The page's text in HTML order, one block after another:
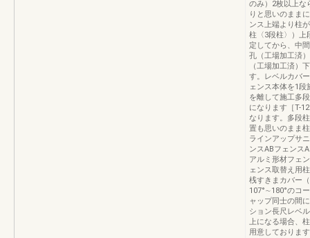
のみ）2枚以上な
りと思いのまま
ンス上端より柱
柱〈3段柱〉）上
定してから、中
孔（工場加工済
（工場加工済）
す。レベルカバ
ェンス本体を1
を離して施工多
になります［T-
なります。多段
置も思いのまま
ラインアップサ
ンスABフェンス
アルミ形材フェ
ェンス取替え用
桟すきまカバー
107°∼180°のコ
ャップ同士の間
ション長尺レベ
上になる場合、
用意しておりま